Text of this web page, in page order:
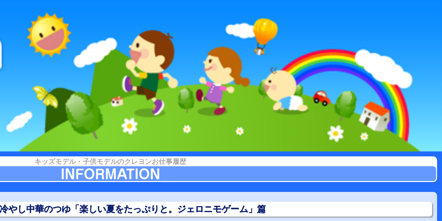
キッズモデル・子供モデルのクレヨンお仕事履歴
やし中華のつゆ「楽しい夏をたっぷりと。ジェロニモゲーム」篇